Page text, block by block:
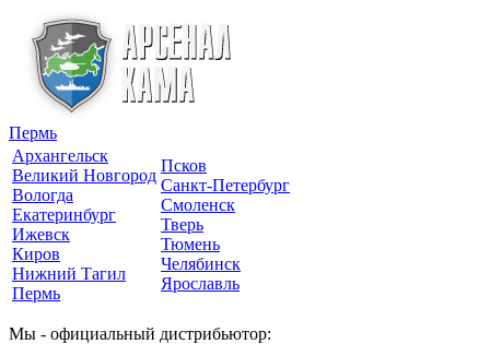
Пермь
Архангельск
Великий Новгород
Вологда
Екатеринбург
Ижевск
Киров
Нижний Тагил
Пермь
Псков
Санкт-Петербург
Смоленск
Тверь
Тюмень
Челябинск
Ярославль
Мы - официальный дистрибьютор: